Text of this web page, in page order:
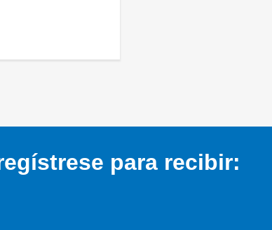
para recibir: